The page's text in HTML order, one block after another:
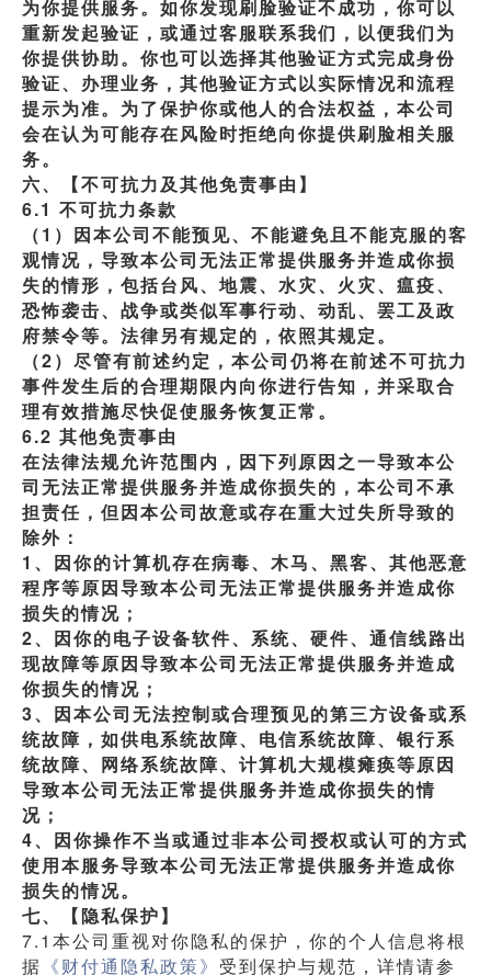
为你提供服务。如你发现刷脸验证不成功，你可以
重新发起验证，或通过客服联系我们，以便我们为
你提供协助。你也可以选择其他验证方式完成身份
验证、办理业务，其他验证方式以实际情况和流程
提示为准。为了保护你或他人的合法权益，本公司
会在认为可能存在风险时拒绝向你提供刷脸相关服
务。
六、【不可抗力及其他免责事由】
6.1 不可抗力条款
（1）因本公司不能预见、不能避免且不能克服的客
观情况，导致本公司无法正常提供服务并造成你损
失的情形，包括台风、地震、水灾、火灾、瘟疫、
恐怖袭击、战争或类似军事行动、动乱、罢工及政
府禁令等。法律另有规定的，依照其规定。
（2）尽管有前述约定，本公司仍将在前述不可抗力
事件发生后的合理期限内向你进行告知，并采取合
理有效措施尽快促使服务恢复正常。
6.2 其他免责事由
在法律法规允许范围内，因下列原因之一导致本公
司无法正常提供服务并造成你损失的，本公司不承
担责任，但因本公司故意或存在重大过失所导致的
除外：
1、因你的计算机存在病毒、木马、黑客、其他恶意
程序等原因导致本公司无法正常提供服务并造成你
损失的情况；
2、因你的电子设备软件、系统、硬件、通信线路出
现故障等原因导致本公司无法正常提供服务并造成
你损失的情况；
3、因本公司无法控制或合理预见的第三方设备或系
统故障，如供电系统故障、电信系统故障、银行系
统故障、网络系统故障、计算机大规模瘫痪等原因
导致本公司无法正常提供服务并造成你损失的情
况；
4、因你操作不当或通过非本公司授权或认可的方式
使用本服务导致本公司无法正常提供服务并造成你
损失的情况。
七、【隐私保护】
7.1本公司重视对你隐私的保护，你的个人信息将根
据 《财付通隐私政策》 受到保护与规范，详情请参